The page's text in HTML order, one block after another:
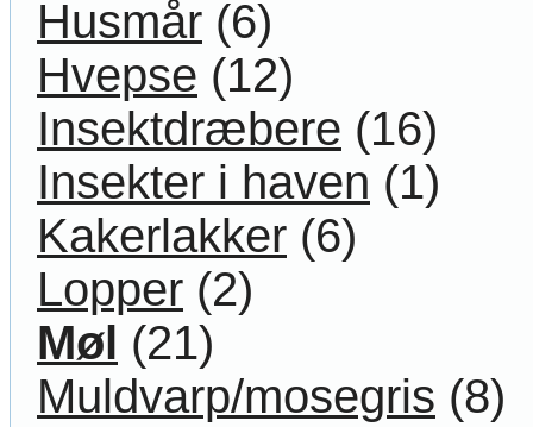
Husmår (6)
Hvepse (12)
Insektdræbere (16)
Insekter i haven (1)
Kakerlakker (6)
Lopper (2)
Møl (21)
Muldvarp/mosegris (8)